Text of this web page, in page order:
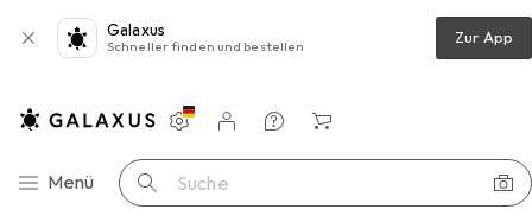
Galaxus
Schneller finden und bestellen Zur App
Navigation nach Kategorien
Menü Suche
Einstellungen
Kundenkonto
Vergleichslisten
Merklisten
Warenkorb